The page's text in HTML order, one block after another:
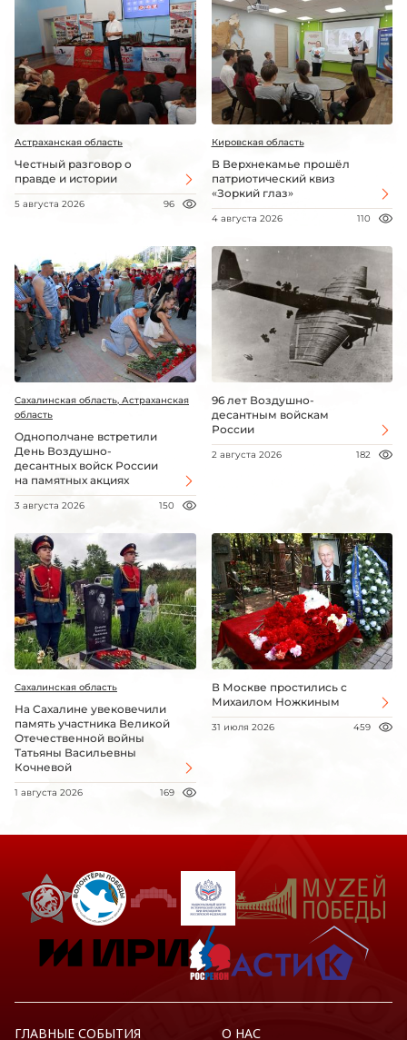
Астраханская область
Честный разговор о
правде и истории
5 августа 2026 96
Кировская область
В Верхнекамье прошёл
патриотический квиз
«Зоркий глаз»
4 августа 2026 110
Сахалинская область, Астраханская
область
Однополчане встретили
День Воздушно-
десантных войск России
на памятных акциях
3 августа 2026 150
96 лет Воздушно-
десантным войскам
России
2 августа 2026 182
Сахалинская область
На Сахалине увековечили
память участника Великой
Отечественной войны
Татьяны Васильевны
Кочневой
1 августа 2026 169
В Москве простились с
Михаилом Ножкиным
31 июля 2026 459
ГЛАВНЫЕ СОБЫТИЯ О НАС